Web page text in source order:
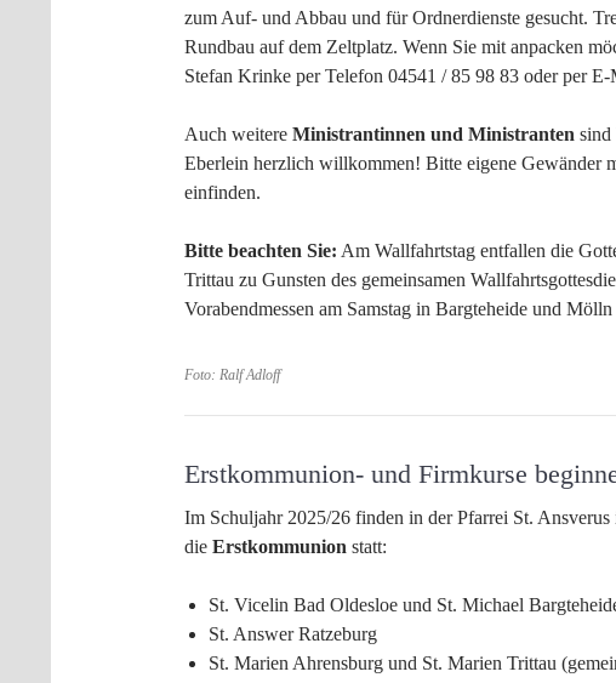
zum Auf- und Abbau und für Ordnerdienste gesucht.
Rundbau auf dem Zeltplatz. Wenn Sie mit anpacken
Stefan Krinke per Telefon 04541 / 85 98 83 oder per E-
Auch weitere Ministrantinnen und Ministranten sind
Eberlein herzlich willkommen! Bitte eigene Gewänder
einfinden.
Bitte beachten Sie: Am Wallfahrtstag entfallen die
Trittau zu Gunsten des gemeinsamen
Vorabendmessen am Samstag in Bargteheide und
Foto: Ralf Adloff
Erstkommunion- und Firmkurse
Im Schuljahr 2025/26 finden in der Pfarrei St.
die Erstkommunion statt:
St. Vicelin Bad Oldesloe und St. Michael
St. Answer Ratzeburg
St. Marien Ahrensburg und St. Marien Trittau